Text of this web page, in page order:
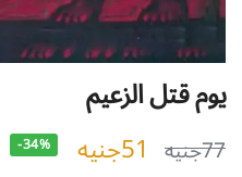
يوم قتل الزعيم
77جنيه 51جنيه -34%